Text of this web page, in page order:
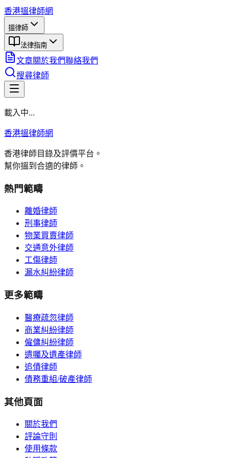
香港搵律師網
搵律師
法律指南
文章關於我們聯絡我們
搜尋律師
載入中...
香港搵律師網
香港律師目錄及評價平台。
幫你搵到合適的律師。
熱門範疇
離婚律師
刑事律師
物業買賣律師
交通意外律師
工傷律師
漏水糾紛律師
更多範疇
醫療疏忽律師
商業糾紛律師
僱傭糾紛律師
遺囑及遺產律師
追債律師
債務重組/破產律師
其他頁面
關於我們
評論守則
使用條款